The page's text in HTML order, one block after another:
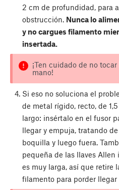
2 cm de profundidad, para
obstrucción. Nunca lo
y no cargues filamento
insertada.
¡Ten cuidado de no
mano!
Si eso no soluciona el
de metal rígido, recto, de
largo: insértalo en el fusor
llegar y empuja, tratando
boquilla y luego fuera.
pequeña de las llaves
es muy larga, así que retire
filamento para porder llegar